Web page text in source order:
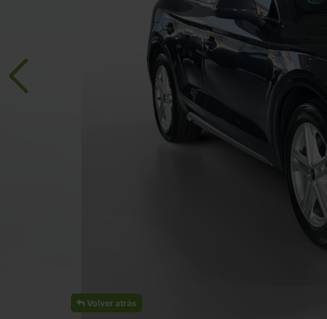
Volver atrás